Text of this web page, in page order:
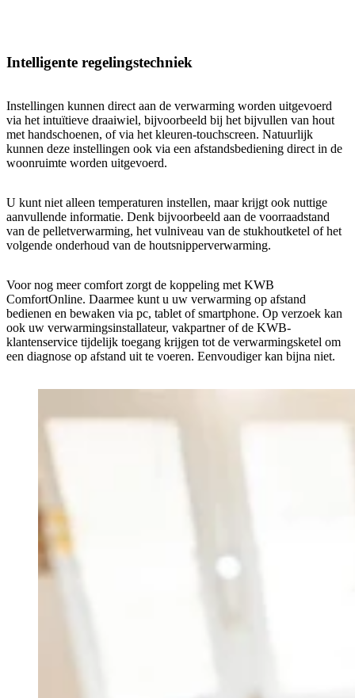
Intelligente regelingstechniek
Instellingen kunnen direct aan de verwarming worden uitgevoerd
via het intuïtieve draaiwiel, bijvoorbeeld bij het bijvullen van hout
met handschoenen, of via het kleuren-touchscreen. Natuurlijk
kunnen deze instellingen ook via een afstandsbediening direct in de
woonruimte worden uitgevoerd.
U kunt niet alleen temperaturen instellen, maar krijgt ook nuttige
aanvullende informatie. Denk bijvoorbeeld aan de voorraadstand
van de pelletverwarming, het vulniveau van de stukhoutketel of het
volgende onderhoud van de houtsnipperverwarming.
Voor nog meer comfort zorgt de koppeling met KWB
ComfortOnline. Daarmee kunt u uw verwarming op afstand
bedienen en bewaken via pc, tablet of smartphone. Op verzoek kan
ook uw verwarmingsinstallateur, vakpartner of de KWB-
klantenservice tijdelijk toegang krijgen tot de verwarmingsketel om
een diagnose op afstand uit te voeren. Eenvoudiger kan bijna niet.